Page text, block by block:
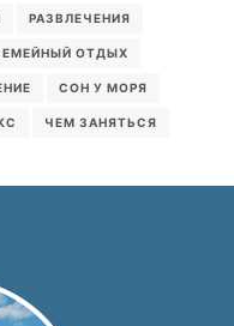
РАЗВЛЕЧЕНИЯ
ОТДЫХ
СОН У МОРЯ
ЧЕМ ЗАНЯТЬСЯ